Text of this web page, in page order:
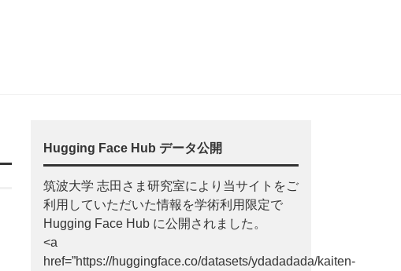
Hugging Face Hub データ公開
筑波大学 志田さま研究室により当サイトをご
利用していただいた情報を学術利用限定で
Hugging Face Hub に公開されました。
<a
href=”https://huggingface.co/datasets/ydadadada/kaiten-